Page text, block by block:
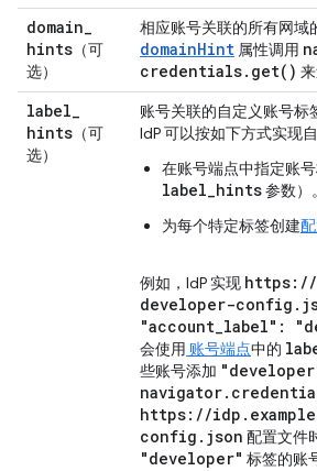
domain_
hints （可
选）
相应账号关联的所有网域
domainHint 属性调用
credentials. get( )
label_
hints （可
选）
账号关联的自定义账号标
IdP 可以按如下方式实现
在账号端点中指定账
label_hints参数）。
为每个特定标签创建
例如，IdP 实现 https: //
developer-config .
"account_label":
会使用 账号端点中的
些账号添加
navigator.
https: //idp . example
config . json 配置文件
"developer" 标签的账